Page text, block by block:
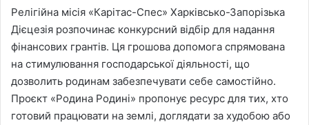
Релігійна місія «Карітас-Спес» Харківсько-Запорізька
Дієцезія розпочинає конкурсний відбір для надання
фінансових грантів. Ця грошова допомога спрямована
на стимулювання господарської діяльності, що
дозволить родинам забезпечувати себе самостійно.
Проєкт «Родина Родині» пропонує ресурс для тих, хто
готовий працювати на землі, доглядати за худобою або